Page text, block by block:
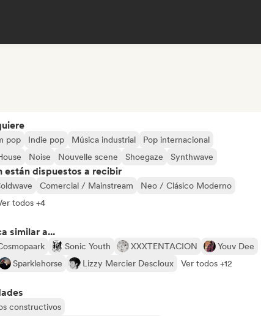
pop Indie pop Música industrial
Pop internacional
Noise Nouvelle scene Shoegaze Synthwave
están dispuestos a recibir
Comercial / Mainstream
Neo / Clásico Moderno
todos +4
similar a...
Sonic Youth XXXTENTACION
Youv Dee
Sparklehorse Lizzy Mercier Descloux Ver todos +12
constructivos